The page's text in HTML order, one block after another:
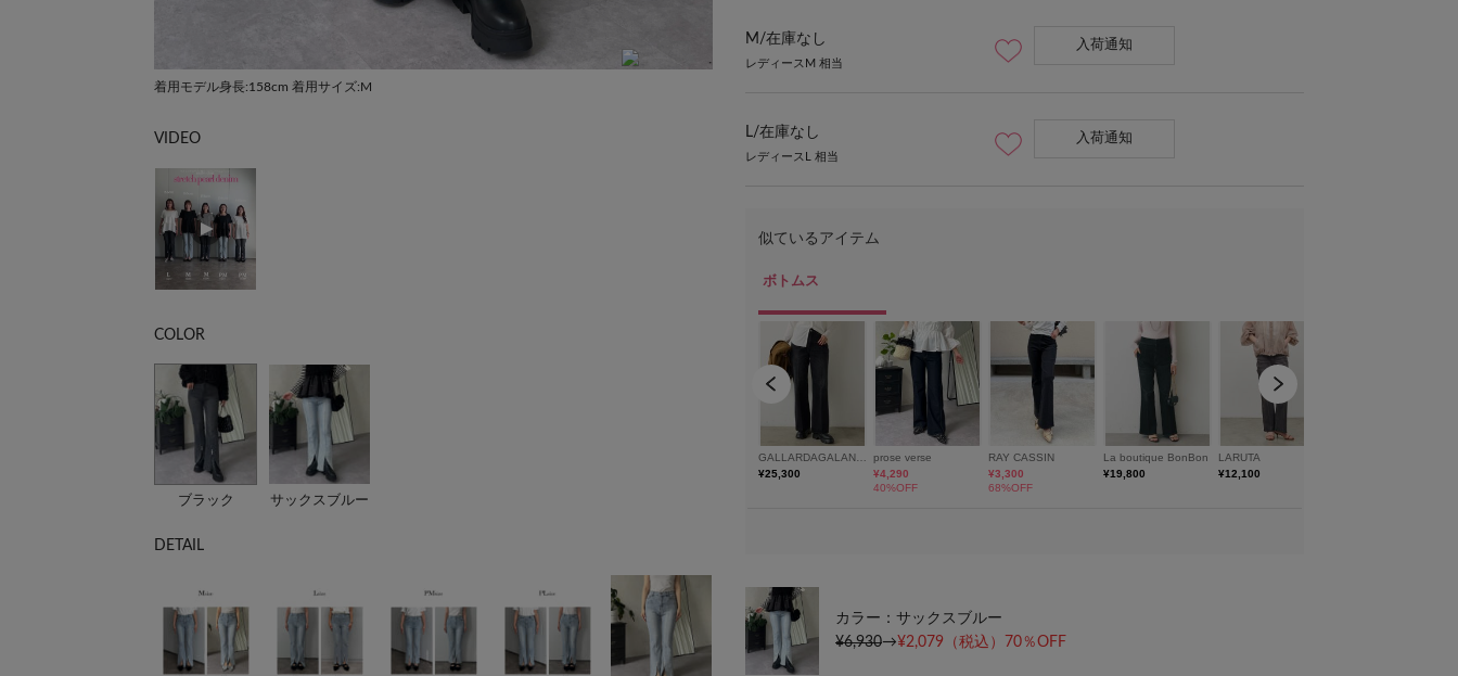
着用モデル身長:158cm 着用サイズ:M
VIDEO
COLOR
ブラック サックスブルー
DETAIL
M/在庫なし
レディースM 相当
入荷通知
L/在庫なし
レディースL 相当
入荷通知
カラー：サックスブルー
¥6,930→¥2,079 （税込）70％OFF